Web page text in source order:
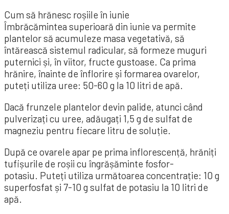
Cum să hrănesc roșiile în iunie
Îmbrăcămintea superioară din iunie va permite
plantelor să acumuleze masa vegetativă, să
întărească sistemul radicular, să formeze muguri
puternici și, în viitor, fructe gustoase. Ca prima
hrănire, înainte de înflorire și formarea ovarelor,
puteți utiliza uree: 50-60 g la 10 litri de apă.
Dacă frunzele plantelor devin palide, atunci când
pulverizați cu uree, adăugați 1,5 g de sulfat de
magneziu pentru fiecare litru de soluție.
După ce ovarele apar pe prima inflorescență, hrăniți
tufișurile de roșii cu îngrășăminte fosfor-
potasiu. Puteți utiliza următoarea concentrație: 10 g
superfosfat și 7-10 g sulfat de potasiu la 10 litri de
apă.